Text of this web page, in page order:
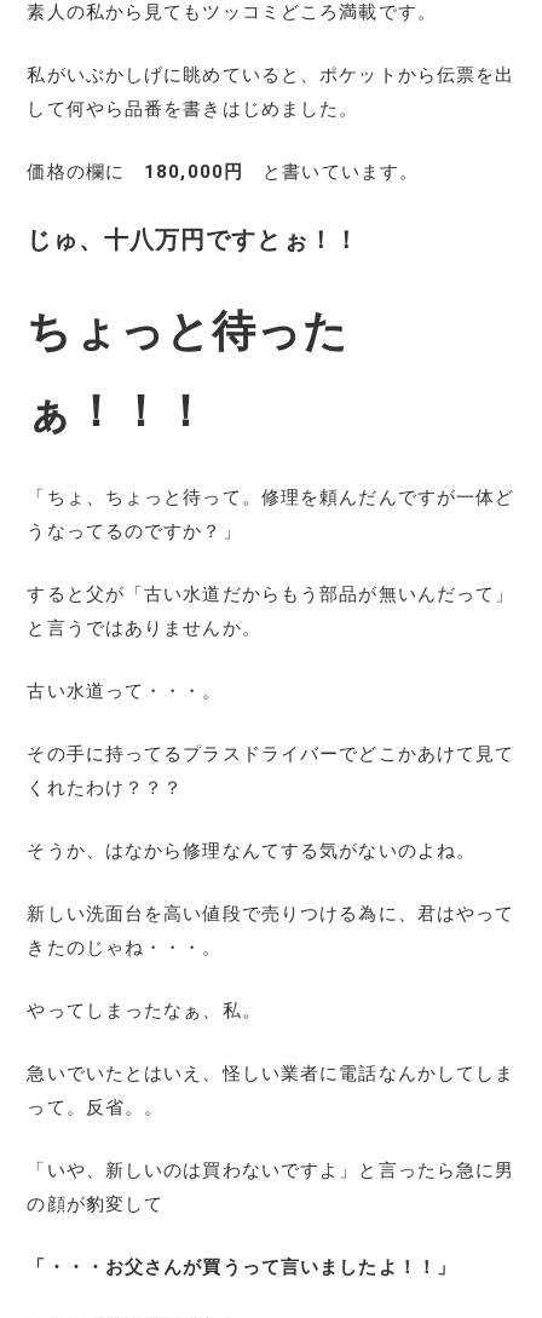
素人の私から見てもツッコミどころ満載です。
私がいぶかしげに眺めていると、ポケットから伝票を出
して何やら品番を書きはじめました。
価格の欄に 180,000円 と書いています。
じゅ、十八万円ですとぉ！！
ちょっと待った
ぁ！！！
「ちょ、ちょっと待って。修理を頼んだんですが一体ど
うなってるのですか？」
すると父が「古い水道だからもう部品が無いんだって」
と言うではありませんか。
古い水道って・・・。
その手に持ってるプラスドライバーでどこかあけて見て
くれたわけ？？？
そうか、はなから修理なんてする気がないのよね。
新しい洗面台を高い値段で売りつける為に、君はやって
きたのじゃね・・・。
やってしまったなぁ、私。
急いでいたとはいえ、怪しい業者に電話なんかしてしま
って。反省。。
「いや、新しいのは買わないですよ」と言ったら急に男
の顔が豹変して
「・・・お父さんが買うって言いましたよ！！」